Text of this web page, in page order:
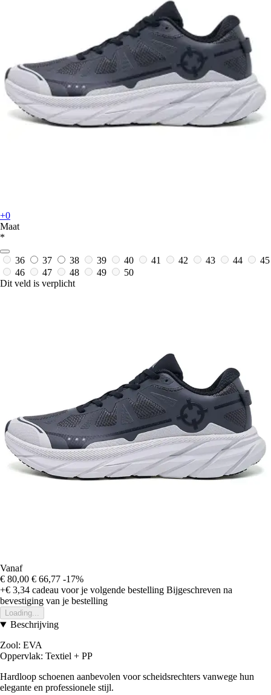
+0
Maat
*
36 37 38 39 40 41 42 43 44
45
46
47 48 49
50
Dit veld is verplicht
Vanaf
€ 80,00 € 66,77 -17%
+€ 3,34 cadeau voor je volgende bestelling Bijgeschreven na
bevestiging van je bestelling
Loading...
Beschrijving
Zool: EVA
Oppervlak: Textiel + PP
Hardloop schoenen aanbevolen voor scheidsrechters vanwege hun
elegante en professionele stijl.